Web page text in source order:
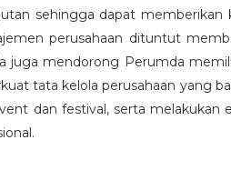
sehingga dapat
perusahaan dituntut
juga mendorong Perumda
tata kelola perusahaan yang
dan festival, serta melakukan